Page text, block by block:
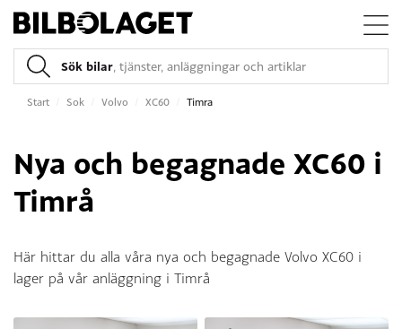
Sök bilar, tjänster, anläggningar och artiklar
Start Sok Volvo XC60 Timra
Nya och begagnade XC60 i
Timrå
Här hittar du alla våra nya och begagnade Volvo XC60 i
lager på vår anläggning i Timrå